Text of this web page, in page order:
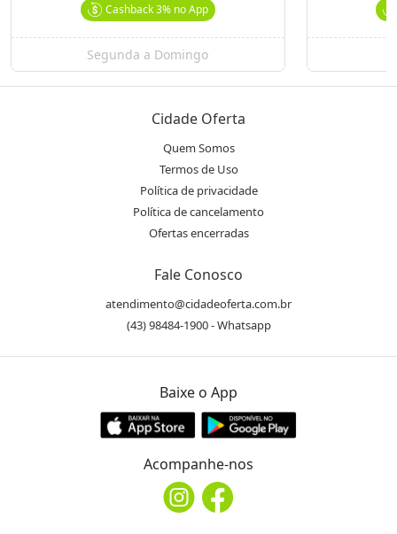
Cashback3%no App
Segunda a Domingo
Cidade Oferta
Quem Somos
Termos de Uso
Política de privacidade
Política de cancelamento
Ofertas encerradas
Fale Conosco
atendimento@cidadeoferta.com.br
(43) 98484-1900 - Whatsapp
Baixe o App
Acompanhe-nos